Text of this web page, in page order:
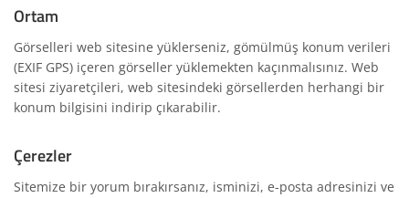
Ortam
Görselleri web sitesine yüklerseniz, gömülmüş konum verileri
(EXIF GPS) içeren görseller yüklemekten kaçınmalısınız. Web
sitesi ziyaretçileri, web sitesindeki görsellerden herhangi bir
konum bilgisini indirip çıkarabilir.
Çerezler
Sitemize bir yorum bırakırsanız, isminizi, e-posta adresinizi ve